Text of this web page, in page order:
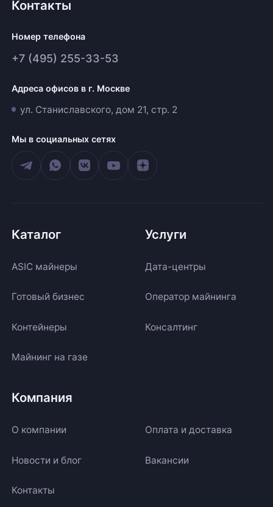
Контакты
Номер телефона
+7 (495) 255-33-53
Адреса офисов в г. Москве
ул. Станиславского, дом 21, стр. 2
Мы в социальных сетях
Каталог
ASIC майнеры
Готовый бизнес
Контейнеры
Майнинг на газе
Услуги
Дата-центры
Оператор майнинга
Консалтинг
Компания
О компании Оплата и доставка
Новости и блог Вакансии
Контакты